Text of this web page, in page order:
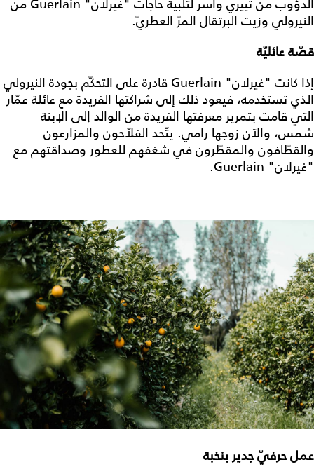
الدؤوب من تييري واسر لتلبية حاجات "غيرلان" Guerlain من
النيرولي وزيت البرتقال المرّ العطريّ.
قصّة عائليّة
إذا كانت "غيرلان" Guerlain قادرة على التحكّم بجودة النيرولي
الذي تستخدمه، فيعود ذلك إلى شراكتها الفريدة مع عائلة عمّار
التي قامت بتمرير معرفتها الفريدة من الوالد إلى الإبنة
شمس، والآن زوجها رامي. يتّحد الفلاّحون والمزارعون
والقطّافون والمقطّرون في شغفهم للعطور وصداقتهم مع
"غيرلان" Guerlain.
عمل حرفيّ جدير بنخبة